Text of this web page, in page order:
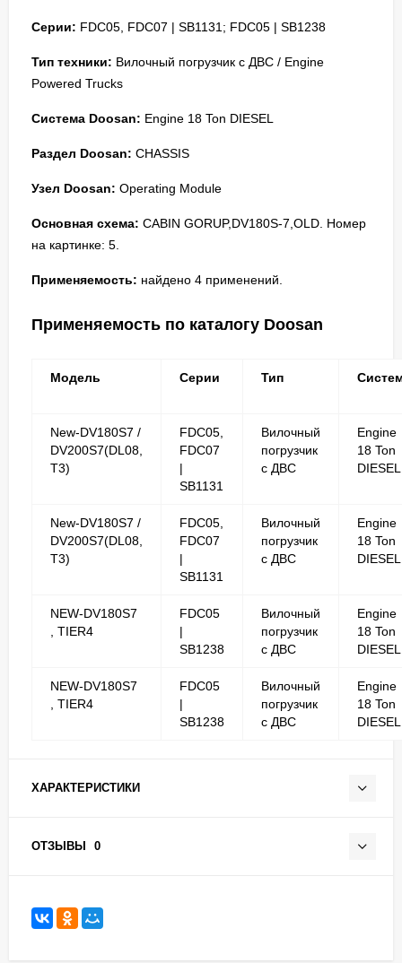
Серии: FDC05, FDC07 | SB1131; FDC05 | SB1238
Тип техники: Вилочный погрузчик с ДВС / Engine
Powered Trucks
Система Doosan: Engine 18 Ton DIESEL
Раздел Doosan: CHASSIS
Узел Doosan: Operating Module
Основная схема: CABIN GORUP,DV180S-7,OLD. Номер
на картинке: 5.
Применяемость: найдено 4 применений.
Применяемость по каталогу Doosan
Модель Серии Тип
New-DV180S7 /
DV200S7(DL08,
T3)
FDC05,
FDC07
|
SB1131
Вилочный
погрузчик
с ДВС
Engine
18 Ton
DIESEL
New-DV180S7 /
DV200S7(DL08,
T3)
FDC05,
FDC07
|
SB1131
Вилочный
погрузчик
с ДВС
Engine
18 Ton
DIESEL
NEW-DV180S7
, TIER4
FDC05
|
SB1238
Вилочный
погрузчик
с ДВС
Engine
18 Ton
DIESEL
NEW-DV180S7
, TIER4
FDC05
|
SB1238
Вилочный
погрузчик
с ДВС
Engine
18 Ton
DIESEL
ХАРАКТЕРИСТИКИ
ОТЗЫВЫ 0